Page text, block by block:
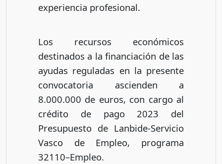
experiencia profesional.
Los recursos económicos
destinados a la financiación de las
ayudas reguladas en la presente
convocatoria ascienden a
8.000.000 de euros, con cargo al
crédito de pago 2023 del
Presupuesto de Lanbide-Servicio
Vasco de Empleo, programa
32110–Empleo.